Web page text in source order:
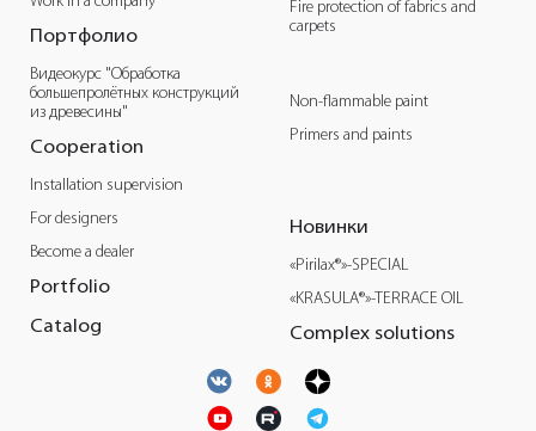
Портфолио
Видеокурс "Обработка
большепролётных конструкций
из древесины"
Cooperation
Installation supervision
For designers
Become a dealer
Portfolio
Catalog
Fire protection of fabrics and
carpets
Non-flammable paint
Primers and paints
Новинки
«Pirilax®»-SPECIAL
«KRASULA®»-TERRACE OIL
Complex solutions